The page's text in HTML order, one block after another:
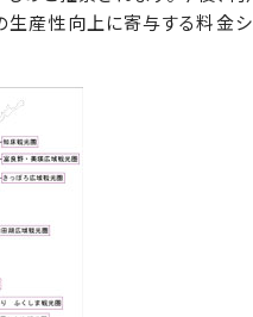
生産性向上に寄与する料金シ